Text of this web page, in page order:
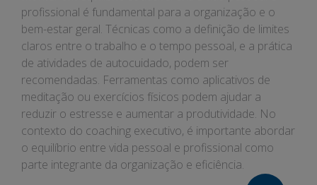
profissional é fundamental para a organização e o
bem-estar geral. Técnicas como a definição de limites
claros entre o trabalho e o tempo pessoal, e a prática
de atividades de autocuidado, podem ser
recomendadas. Ferramentas como aplicativos de
meditação ou exercícios físicos podem ajudar a
reduzir o estresse e aumentar a produtividade. No
contexto do coaching executivo, é importante abordar
o equilíbrio entre vida pessoal e profissional como
parte integrante da organização e eficiência.